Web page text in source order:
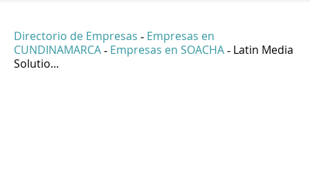
Directorio de Empresas - Empresas en
CUNDINAMARCA - Empresas en SOACHA - Latin Media
Solutio...